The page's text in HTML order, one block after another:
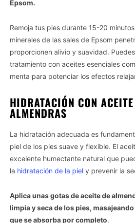
Epsom.
Remoja tus pies durante 15-20
minerales de las sales de Epsom
proporcionen alivio y suavidad.
tratamiento con aceites esenciales
menta para potenciar los efectos
HIDRATACIÓN CON
ALMENDRAS
La hidratación adecuada es
piel de los pies suave y flexible. El
excelente humectante natural que
la hidratación de la piel y prevenir la
Aplica unas gotas de aceite de
limpia y seca de los pies,
que se absorba por completo.